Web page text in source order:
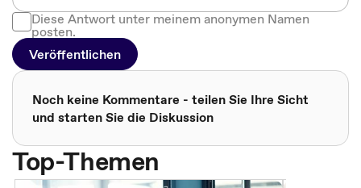
Diese Antwort unter meinem anonymen Namen
posten.
Veröffentlichen
Noch keine Kommentare - teilen Sie Ihre Sicht
und starten Sie die Diskussion
Top-Themen